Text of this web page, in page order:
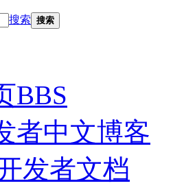
搜索 搜索
BBS
者中文博客
发者文档